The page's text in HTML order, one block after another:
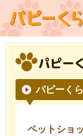
パピー
パピーく
ペットショ